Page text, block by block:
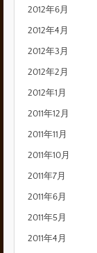
2012年6月
2012年4月
2012年3月
2012年2月
2012年1月
2011年12月
2011年11月
2011年10月
2011年7月
2011年6月
2011年5月
2011年4月